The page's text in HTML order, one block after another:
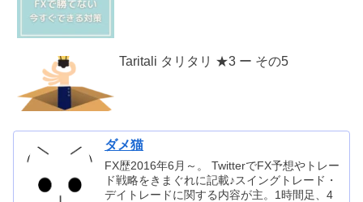
Taritali タリタリ ★3 ー その5
ダメ猫
FX歴2016年6月～。 TwitterでFX予想やトレー
ド戦略をきまぐれに記載♪スイングトレード・
デイトレードに関する内容が主。1時間足、4